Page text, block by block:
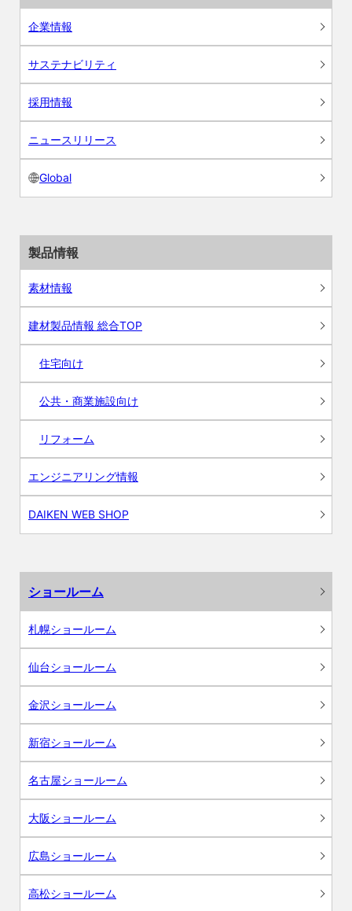
企業情報
サステナビリティ
採用情報
ニュースリリース
Global
製品情報
素材情報
建材製品情報 総合TOP
住宅向け
公共・商業施設向け
リフォーム
エンジニアリング情報
DAIKEN WEB SHOP
ショールーム
札幌ショールーム
仙台ショールーム
金沢ショールーム
新宿ショールーム
名古屋ショールーム
大阪ショールーム
広島ショールーム
高松ショールーム